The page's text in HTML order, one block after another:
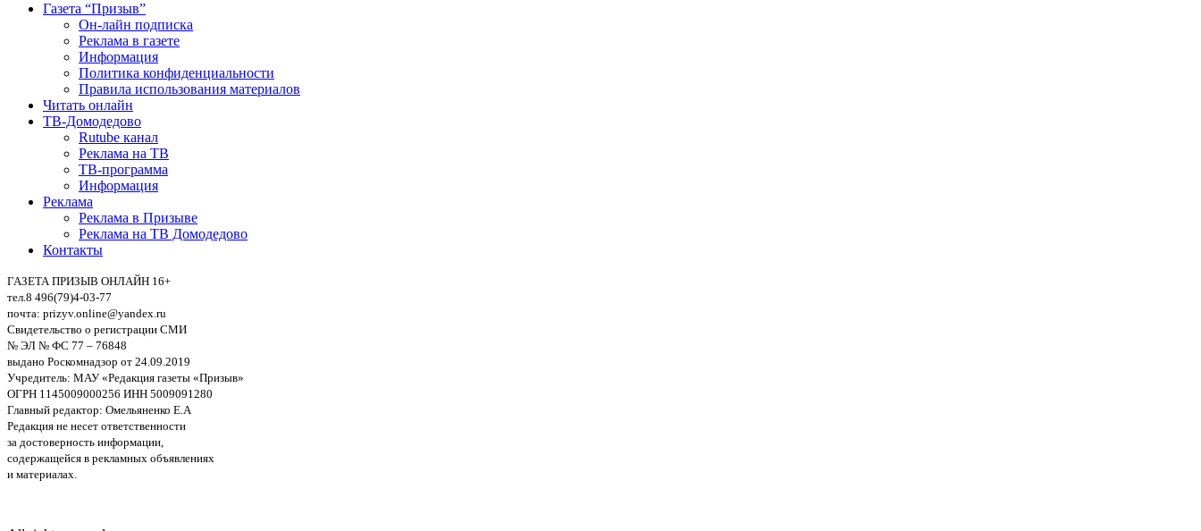
Газета “Призыв”
Он-лайн подписка
Реклама в газете
Информация
Политика конфиденциальности
Правила использования материалов
Читать онлайн
ТВ-Домодедово
Rutube канал
Реклама на ТВ
ТВ-программа
Информация
Реклама
Реклама в Призыве
Реклама на ТВ Домодедово
Контакты
ГАЗЕТА ПРИЗЫВ ОНЛАЙН 16+
тел.8 496(79)4-03-77
почта: prizyv.online@yandex.ru
Свидетельство о регистрации СМИ
№ ЭЛ № ФС 77 – 76848
выдано Роскомнадзор от 24.09.2019
Учредитель: МАУ «Редакция газеты «Призыв»
ОГРН 1145009000256 ИНН 5009091280
Главный редактор: Омельяненко Е.А
Редакция не несет ответственности
за достоверность информации,
содержащейся в рекламных объявлениях
и материалах.